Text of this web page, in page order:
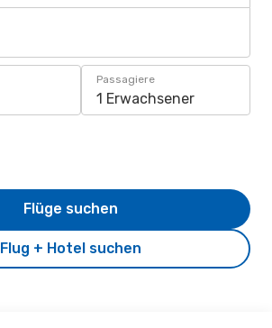
Passagiere
1 Erwachsener
Flug + Hotel suchen
Flüge suchen